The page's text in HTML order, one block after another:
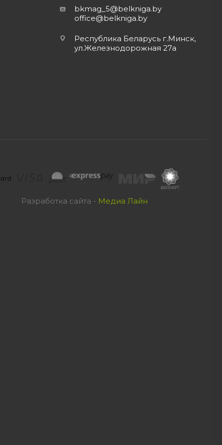
bkmag_5@belkniga.by
office@belkniga.by
Республика Беларусь г.Минск,
ул.Железнодорожная 27а
Разработка сайта - Медиа Лайн